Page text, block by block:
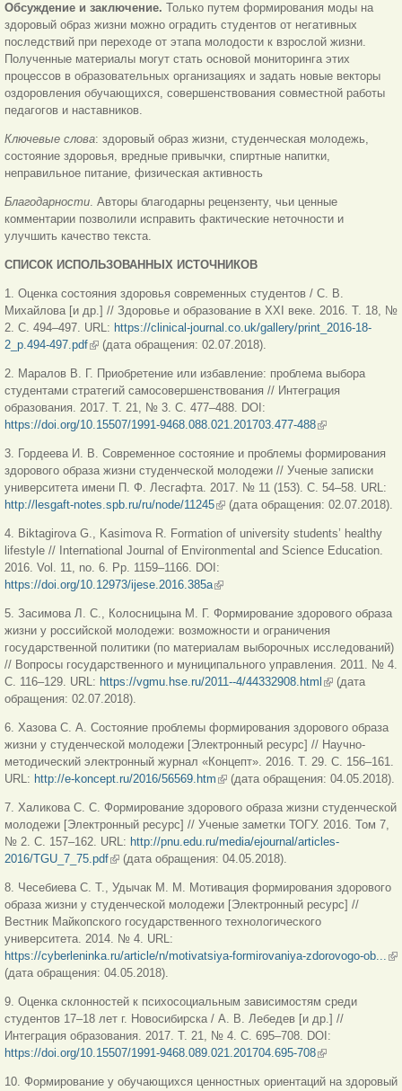
Обсуждение и заключение. Только путем формирования моды на
здоровый образ жизни можно оградить студентов от негативных
последствий при переходе от этапа молодости к взрослой жизни.
Полученные материалы могут стать основой мониторинга этих
процессов в образовательных организациях и задать новые векторы
оздоровления обучающихся, совершенствования совместной работы
педагогов и наставников.
Ключевые слова: здоровый образ жизни, студенческая молодежь,
состояние здоровья, вредные привычки, спиртные напитки,
неправильное питание, физическая активность
Благодарности. Авторы благодарны рецензенту, чьи ценные
комментарии позволили исправить фактические неточности и
улучшить качество текста.
СПИСОК ИСПОЛЬЗОВАННЫХ ИСТОЧНИКОВ
1. Оценка состояния здоровья современных студентов / С. В.
Михайлова [и др.] // Здоровье и образование в XXI веке. 2016. Т. 18, №
2. С. 494–497. URL: https://clinical-journal.co.uk/gallery/print_2016-18-
2_p.494-497.pdf(внешняя ссылка)
(дата обращения: 02.07.2018).
2. Маралов В. Г. Приобретение или избавление: проблема выбора
студентами стратегий самосовершенствования // Интеграция
образования. 2017. Т. 21, № 3. С. 477–488. DOI:
https://doi.org/10.15507/1991-9468.088.021.201703.477-488(внешняя
3. Гордеева И. В. Современное состояние и проблемы формирования
здорового образа жизни студенческой молодежи // Ученые записки
университета имени П. Ф. Лесгафта. 2017. № 11 (153). С. 54–58. URL:
http://lesgaft-notes.spb.ru/ru/node/11245(внешняя ссылка)
(дата обращения: 02.07.2018).
4. Biktagirova G., Kasimova R. Formation of university students’ healthy
lifestyle // International Journal of Environmental and Science Education.
2016. Vol. 11, no. 6. Pp. 1159–1166. DOI:
https://doi.org/10.12973/ijese.2016.385a(внешняя ссылка)
5. Засимова Л. С., Колосницына М. Г. Формирование здорового образа
жизни у российской молодежи: возможности и ограничения
государственной политики (по материалам выборочных исследований)
// Вопросы государственного и муниципального управления. 2011. № 4.
С. 116–129. URL: https://vgmu.hse.ru/2011--4/44332908.html (внешняя
(дата
обращения: 02.07.2018).
6. Хазова С. А. Состояние проблемы формирования здорового образа
жизни у студенческой молодежи [Электронный ресурс] // Научно-
методический электронный журнал «Концепт». 2016. Т. 29. С. 156–161.
URL: http://e-koncept.ru/2016/56569.htm (внешняя ссылка)
(дата обращения: 04.05.2018).
7. Халикова С. С. Формирование здорового образа жизни студенческой
молодежи [Электронный ресурс] // Ученые заметки ТОГУ. 2016. Том 7,
№ 2. С. 157–162. URL: http://pnu.edu.ru/media/ejournal/articles-
2016/TGU_7_75.pdf(внешняя ссылка)
(дата обращения: 04.05.2018).
8. Чесебиева С. Т., Удычак М. М. Мотивация формирования здорового
образа жизни у студенческой молодежи [Электронный ресурс] //
Вестник Майкопского государственного технологического
университета. 2014. № 4. URL:
https://cyberleninka.ru/article/n/motivatsiya-formirovaniya-zdorovogo-ob...
(дата обращения: 04.05.2018).
9. Оценка склонностей к психосоциальным зависимостям среди
студентов 17–18 лет г. Новосибирска / А. В. Лебедев [и др.] //
Интеграция образования. 2017. Т. 21, № 4. С. 695–708. DOI:
https://doi.org/10.15507/1991-9468.089.021.201704.695-708(внешняя
10. Формирование у обучающихся ценностных ориентаций на здоровый